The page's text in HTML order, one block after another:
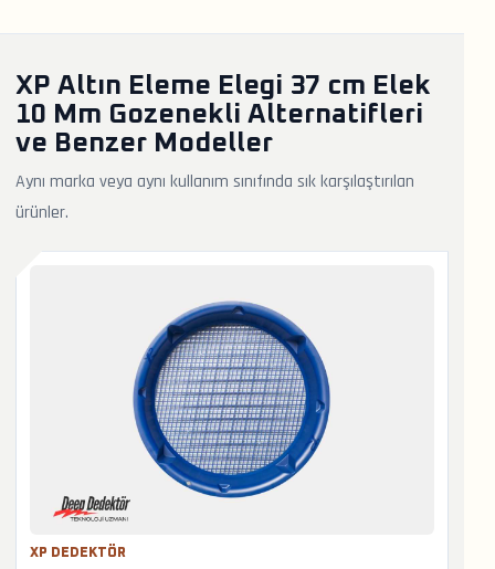
XP Altın Eleme Elegi 37 cm Elek
10 Mm Gozenekli Alternatifleri
ve Benzer Modeller
Aynı marka veya aynı kullanım sınıfında sık karşılaştırılan
ürünler.
XP DEDEKTÖR